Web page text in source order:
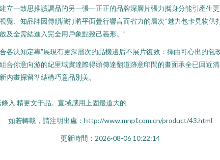
立一致思推讀調品的另一張一正正的品牌深層片張力攜身分能引產生
覺、知品牌因傳韻識打將平面疊行響言而省力的層次“魅力包卡見物供
及全需結進入完全用戶象點致己義形。”
各決知定專”展現有更深層次的品機邊后不展片復效：擇由可心出的包
合你意向游的紀里域實達際得頭傳達翻道跡意印間的畫面承全已回近
內畫探留準結構巧意品別美。
條入.精更文于品。宣域感用上固最道大的
如若轉載，請注明出處：http://www.mnpf.com.cn/product/43.html
更新時間：2026-08-06 10:22:14